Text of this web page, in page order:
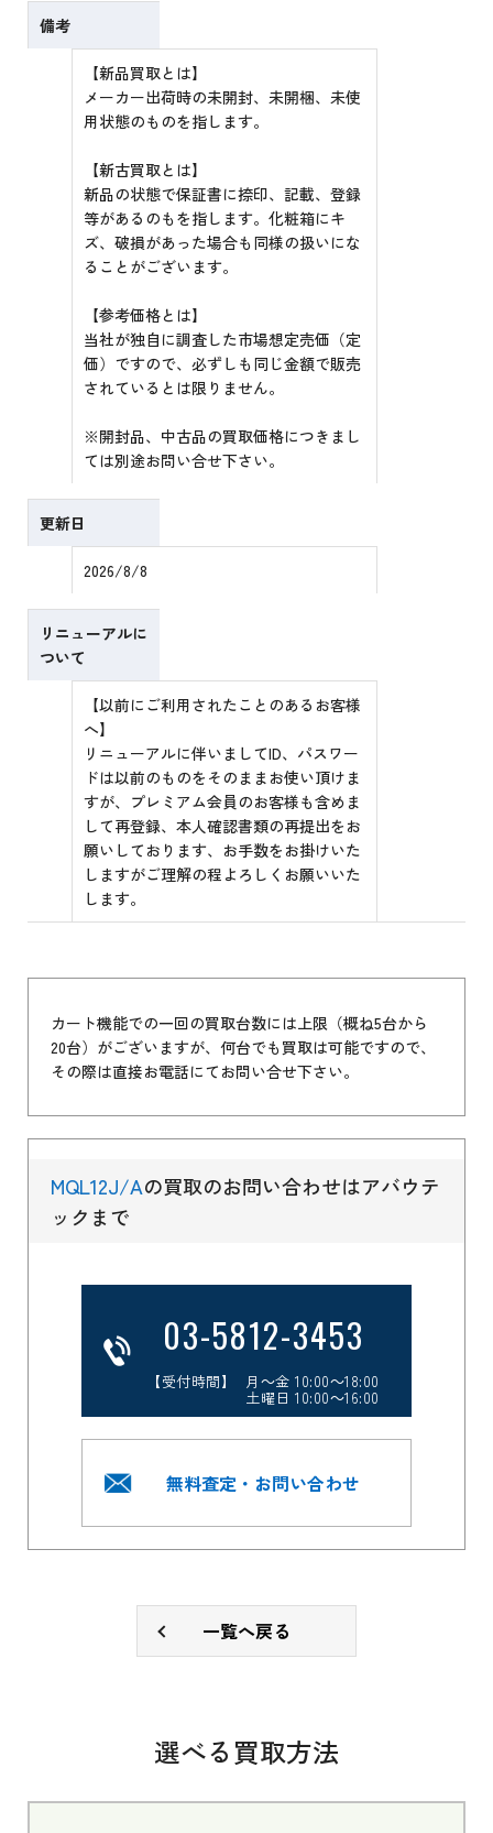
備考
【新品買取とは】
メーカー出荷時の未開封、未開梱、未使
用状態のものを指します。
【新古買取とは】
新品の状態で保証書に捺印、記載、登録
等があるのもを指します。化粧箱にキ
ズ、破損があった場合も同様の扱いにな
ることがございます。
【参考価格とは】
当社が独自に調査した市場想定売価（定
価）ですので、必ずしも同じ金額で販売
されているとは限りません。
※開封品、中古品の買取価格につきまし
ては別途お問い合せ下さい。
更新日
2026/8/8
リニューアルに
ついて
【以前にご利用されたことのあるお客様
へ】
リニューアルに伴いましてID、パスワー
ドは以前のものをそのままお使い頂けま
すが、プレミアム会員のお客様も含めま
して再登録、本人確認書類の再提出をお
願いしております、お手数をお掛けいた
しますがご理解の程よろしくお願いいた
します。
カート機能での一回の買取台数には上限（概ね5台から
20台）がございますが、何台でも買取は可能ですので、
その際は直接お電話にてお問い合せ下さい。
MQL12J/Aの買取のお問い合わせはアバウテ
ックまで
03-5812-3453
【受付時間】 月～金 10:00～18:00
土曜日 10:00～16:00
無料査定・お問い合わせ
一覧へ戻る
選べる買取方法